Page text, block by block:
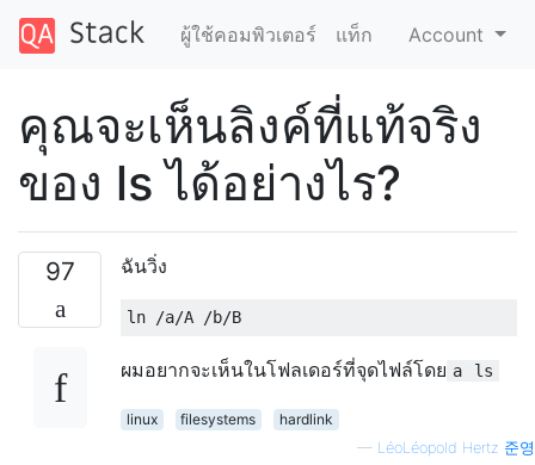
ผู้ใช้คอมพิวเตอร์ แท็ก Account
คุณจะเห็นลิงค์ที่แท้จริง
ของ ls ได้อย่างไร?
97 ฉันวิ่ง
ผมอยากจะเห็นในโฟลเดอร์ที่จุดไฟล์โดย a ls
linux filesystems
hardlink
— LéoLéopold Hertz 준영